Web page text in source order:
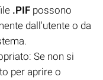
.PIF possono
dall'utente o da
Se non si
per aprire o